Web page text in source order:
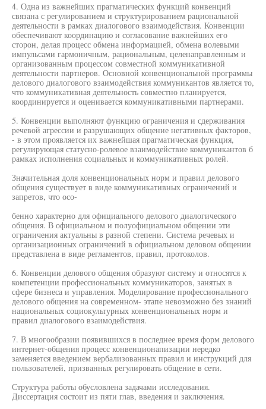
4. Одна из важнейших прагматических функций конвенций
связана с регулированием и структурированием рациональной
деятельности в рамках диалогового взаимодействия. Конвенции
обеспечивают координацию и согласование важнейших его
сторон, делая процесс обмена информацией, обмена волевыми
импульсами гармоничным, рациональным, целенаправленным и
организованным процессом совместной коммуникативной
деятельности партнеров. Основной конвенциональной программы
делового диалогового взаимодействия коммуникантов является то,
что коммуникативная деятельность совместно планируется,
координируется и оценивается коммуникативными партнерами.
5. Конвенции выполняют функцию ограничения и сдерживания
речевой агрессии и разрушающих общение негативных факторов,
- в этом проявляется их важнейшая прагматическая функция,
регулирующая статусно-ролевое взаимодействие коммуникантов б
рамках исполнения социальных и коммуникативных ролей.
Значительная доля конвенциональных норм и правил делового
общения существует в виде коммуникативных ограничений и
запретов, что осо-
бенно характерно для официального делового диалогического
общения. В официальном и полуофициальном общении эти
ограничения актуальны в разной степени. Система речевых и
организационных ограничений в официальном деловом общении
представлена в виде регламентов, правил, протоколов.
6. Конвенции делового общения образуют систему и относятся к
компетенции профессиональных коммуникаторов, занятых в
сфере бизнеса и управления. Моделирование профессионального
делового общения на современном- этапе невозможно без знаний
национальных социокультурных конвенциональных норм и
правил диалогового взаимодействия.
7. В многообразии появившихся в последнее время форм делового
интернет-общения процесс конвенционапизации нередко
заменяется введением вербализованных правил и инструкций для
пользователей, призванных регулировать общение в сети.
Структура работы обусловлена задачами исследования.
Диссертация состоит из пяти глав, введения и заключения.